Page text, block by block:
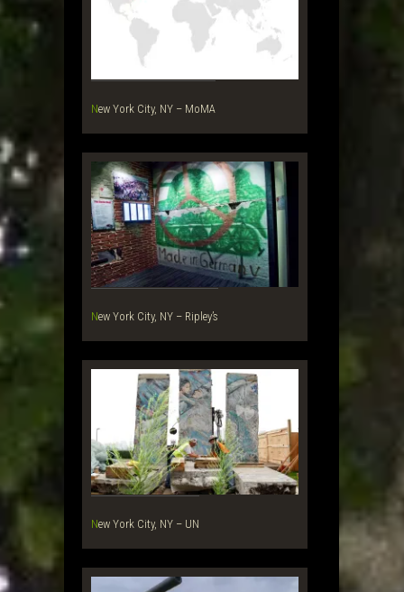
New York City, NY – MoMA
New York City, NY – Ripley’s
New York City, NY – UN